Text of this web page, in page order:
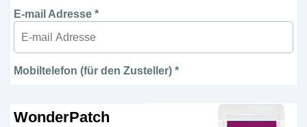
E-mail Adresse *
Mobiltelefon (für den Zusteller) *
WonderPatch